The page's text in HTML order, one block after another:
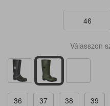
46
Válasszon
36 37 38 39